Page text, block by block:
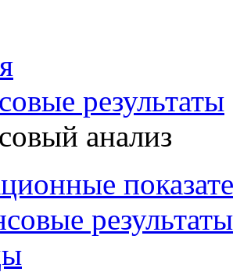
результаты
анализ
результаты